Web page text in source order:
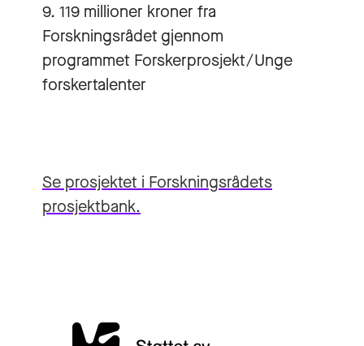
9. 119 millioner kroner fra
Forskningsrådet gjennom
programmet Forskerprosjekt/Unge
forskertalenter
Se prosjektet i Forskningsrådets
prosjektbank.